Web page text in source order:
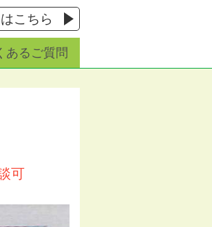
こちら
あるご質問
可